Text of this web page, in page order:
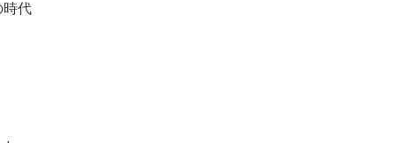
時代